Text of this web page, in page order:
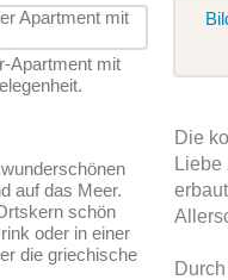
Apartment mit
auf das Meer.
schön
oder in einer
die griechische
Die